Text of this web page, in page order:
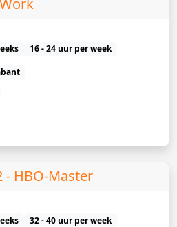
16 - 24 uur per week
- HBO-Master
32 - 40 uur per week